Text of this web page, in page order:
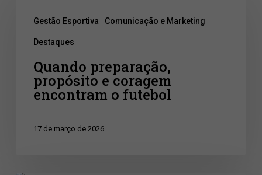
Gestão Esportiva Comunicação e Marketing
Destaques
propósito
coragem
encontram
Quando preparação,
propósito e coragem
encontram o futebol
17 de março de 2026